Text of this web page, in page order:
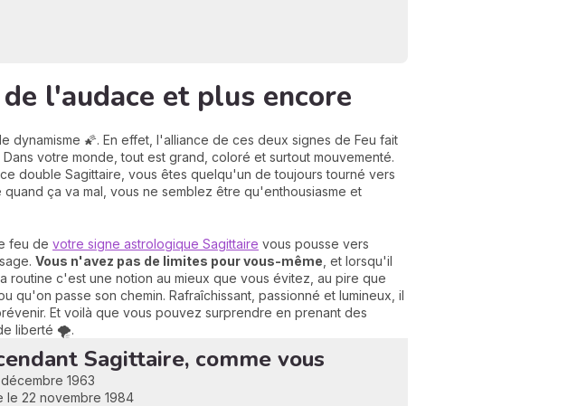
l'audace et plus encore
dynamisme 🌠. En effet, l'alliance de ces deux signes de Feu fait
Dans votre monde, tout est grand, coloré et surtout mouvementé.
double Sagittaire, vous êtes quelqu'un de toujours tourné vers
ça va mal, vous ne semblez être qu'enthousiasme et
feu de votre signe astrologique Sagittaire vous pousse vers
Vous n'avez pas de limites pour vous-même , et lorsqu'il
routine c'est une notion au mieux que vous évitez, au pire que
passe son chemin. Rafraîchissant, passionné et lumineux, il
Et voilà que vous pouvez surprendre en prenant des
liberté 🌪️.
Sagittaire, comme vous
1963
le 22 novembre 1984